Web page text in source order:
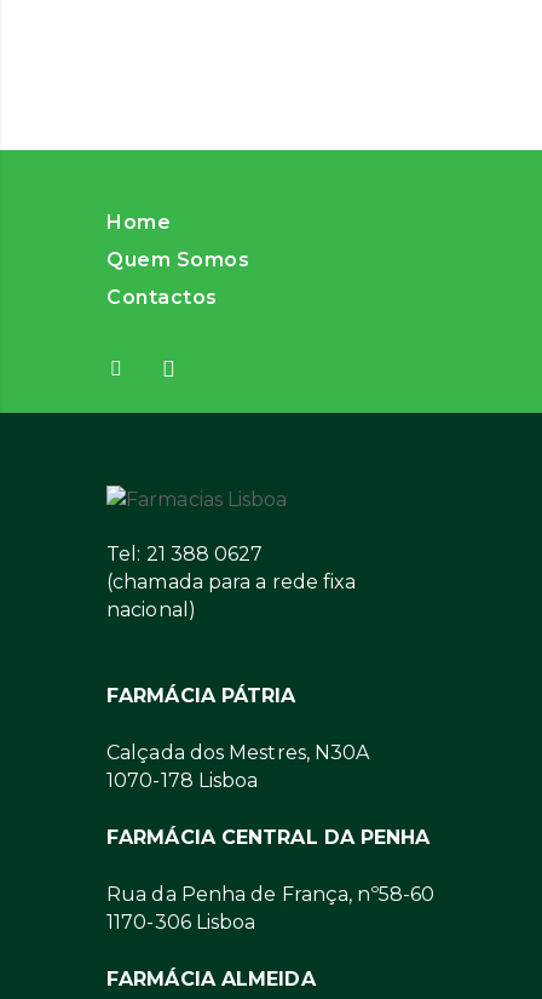
Home
Quem Somos
Contactos
Tel: 21 388 0627
(chamada para a rede fixa
nacional)
FARMÁCIA PÁTRIA
Calçada dos Mestres, N30A
1070-178 Lisboa
FARMÁCIA CENTRAL DA PENHA
Rua da Penha de França, nº58-60
1170-306 Lisboa
FARMÁCIA ALMEIDA